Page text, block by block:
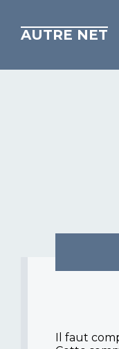
AUTRE NET
Il faut